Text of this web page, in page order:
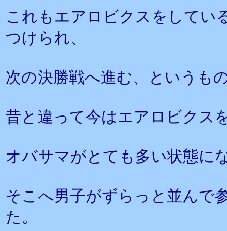
これもエアロビクスをしてい
つけられ、
次の決勝戦へ進む、というも
昔と違って今はエアロビクス
オバサマがとても多い状態に
そこへ男子がずらっと並んで
た。